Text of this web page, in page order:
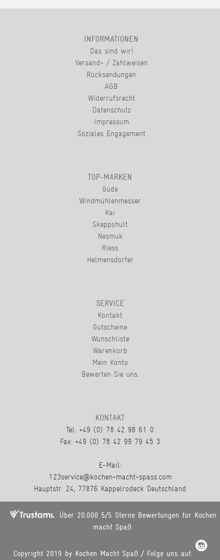
INFORMATIONEN
Das sind wir!
Versand- / Zahlweisen
Rücksendungen
AGB
Widerrufsrecht
Datenschutz
Impressum
Soziales Engagement
TOP-MARKEN
Güde
Windmühlenmesser
Kai
Skeppshult
Nesmuk
Riess
Helmensdorfer
SERVICE
Kontakt
Gutscheine
Wunschliste
Warenkorb
Mein Konto
Bewerten Sie uns.
KONTAKT
Tel: +49 (0) 78 42 98 61 0
Fax: +49 (0) 78 42 99 79 45 3
E-Mail:
123service@kochen-macht-spass.com
Hauptstr. 24, 77876 Kappelrodeck Deutschland
Über 20.000 5/5 Sterne Bewertungen für Kochen
macht Spaß.
Copyright 2019 by Kochen Macht Spaß / Folge uns auf: